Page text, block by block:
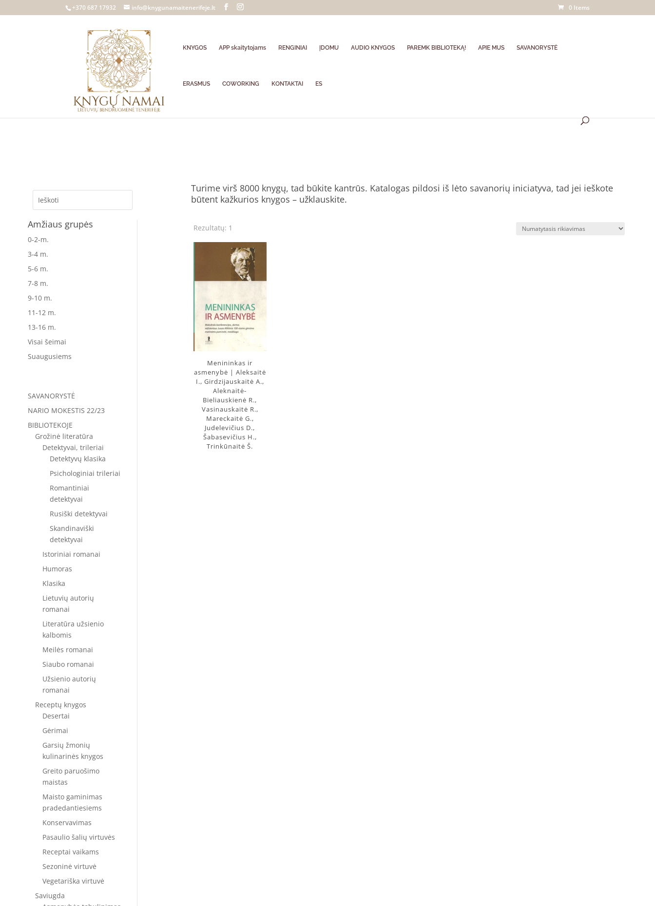
+370 687 17932 info@knygunamaitenerifeje.lt 0 Items
KNYGOS APP skaitytojams RENGINIAI ĮDOMU AUDIO KNYGOS PAREMK BIBLIOTEKĄ! APIE MUS SAVANORYSTĖ
ERASMUS COWORKING KONTAKTAI ES
Amžiaus grupės
0-2-m.
3-4 m.
5-6 m.
7-8 m.
9-10 m.
11-12 m.
13-16 m.
Visai šeimai
Suaugusiems
SAVANORYSTĖ
NARIO MOKESTIS 22/23
BIBLIOTEKOJE
Grožinė literatūra
Detektyvai, trileriai
Detektyvų klasika
Psichologiniai trileriai
Romantiniai
detektyvai
Rusiški detektyvai
Skandinaviški
detektyvai
Istoriniai romanai
Humoras
Klasika
Lietuvių autorių
romanai
Literatūra užsienio
kalbomis
Meilės romanai
Siaubo romanai
Užsienio autorių
romanai
Receptų knygos
Desertai
Gėrimai
Garsių žmonių
kulinarinės knygos
Greito paruošimo
maistas
Maisto gaminimas
pradedantiesiems
Konservavimas
Pasaulio šalių virtuvės
Receptai vaikams
Sezoninė virtuvė
Vegetariška virtuvė
Saviugda
Turime virš 8000 knygų, tad būkite kantrūs. Katalogas pildosi iš lėto savanorių iniciatyva, tad jei ieškote
būtent kažkurios knygos – užklauskite.
Rezultatų: 1
Menininkas ir
asmenybė | Aleksaitė
I., Girdzijauskaitė A.,
Aleknaitė-
Bieliauskienė R.,
Vasinauskaitė R.,
Mareckaitė G.,
Judelevičius D.,
Šabasevičius H.,
Trinkūnaitė Š.